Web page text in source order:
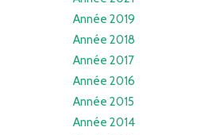
Année 2019
Année 2018
Année 2017
Année 2016
Année 2015
Année 2014